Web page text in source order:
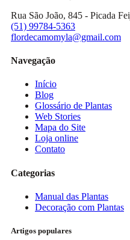
Rua São João, 845 - Picada
(51) 99784-5363
flordecamomyla@gmail.com
Navegação
Início
Blog
Glossário de Plantas
Web Stories
Mapa do Site
Loja online
Contato
Categorias
Manual das Plantas
Decoração com Plantas
Artigos populares